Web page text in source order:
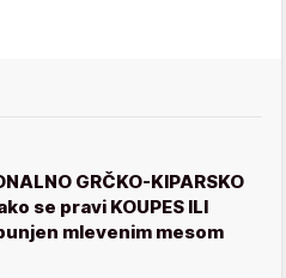
GRČKO-KIPARSKO
se pravi KOUPES ILI
mlevenim mesom